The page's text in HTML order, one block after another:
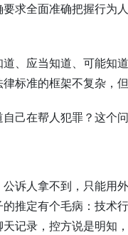
求全面准确把握行为
、应当知道、可能知
标准的框架不复杂，
己在帮人犯罪？这个
诉人拿不到，只能用
推定有个毛病：技术
记录，控方说是明知